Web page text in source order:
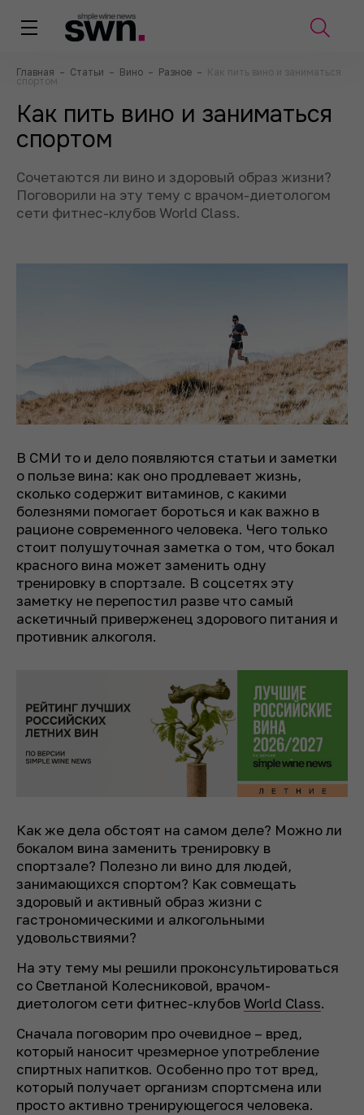
Главная – Статьи – Вино – Разное – Как пить вино и заниматься
спортом
Как пить вино и заниматься
спортом
Сочетаются ли вино и здоровый образ жизни?
Поговорили на эту тему с врачом-диетологом
сети фитнес-клубов World Class.
В СМИ то и дело появляются статьи и заметки
о пользе вина: как оно продлевает жизнь,
сколько содержит витаминов, с какими
болезнями помогает бороться и как важно в
рационе современного человека. Чего только
стоит полушуточная заметка о том, что бокал
красного вина может заменить одну
тренировку в спортзале. В соцсетях эту
заметку не перепостил разве что самый
аскетичный приверженец здорового питания и
противник алкоголя.
Как же дела обстоят на самом деле? Можно ли
бокалом вина заменить тренировку в
спортзале? Полезно ли вино для людей,
занимающихся спортом? Как совмещать
здоровый и активный образ жизни с
гастрономическими и алкогольными
удовольствиями?
На эту тему мы решили проконсультироваться
со Светланой Колесниковой, врачом-
диетологом сети фитнес-клубовWorld Class.
Сначала поговорим про очевидное – вред,
который наносит чрезмерное употребление
спиртных напитков. Особенно про тот вред,
который получает организм спортсмена или
просто активно тренирующегося человека.